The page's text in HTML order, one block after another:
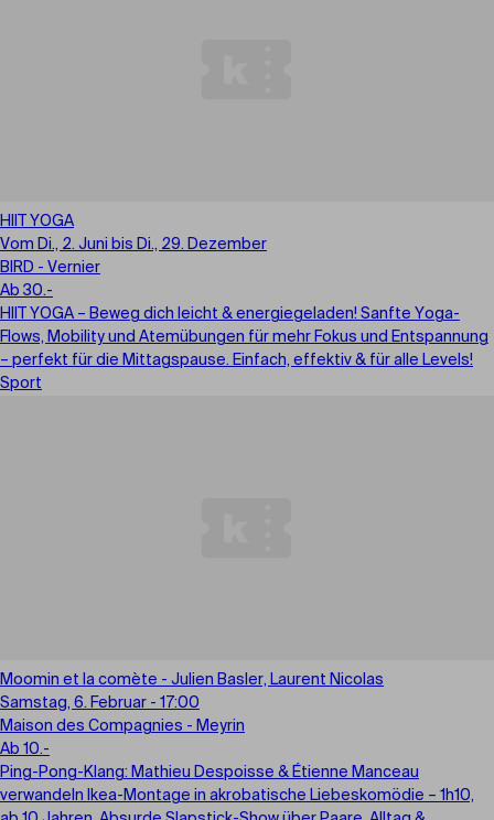
HIIT YOGA
Vom Di., 2. Juni bis Di., 29. Dezember
BIRD - Vernier
Ab 30.-
HIIT YOGA – Beweg dich leicht & energiegeladen! Sanfte Yoga-
Flows, Mobility und Atemübungen für mehr Fokus und Entspannung
– perfekt für die Mittagspause. Einfach, effektiv & für alle Levels!
Sport
Moomin et la comète - Julien Basler, Laurent Nicolas
Samstag, 6. Februar - 17:00
Maison des Compagnies - Meyrin
Ab 10.-
Ping-Pong-Klang: Mathieu Despoisse & Étienne Manceau
verwandeln Ikea-Montage in akrobatische Liebeskomödie – 1h10,